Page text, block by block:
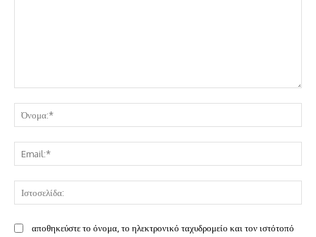
αποθηκεύστε το όνομα, το ηλεκτρονικό ταχυδρομείο και τον ιστότοπό